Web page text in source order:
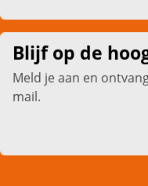
Blijf op de
Meld je aan en
mail.